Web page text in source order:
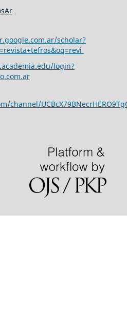
scholar?
login?
channel/